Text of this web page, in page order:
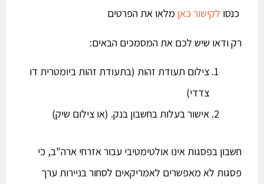
כנסולקישור כאןמלאו את הפרטים
רק ודאו שיש לכם את המסמכים הבאים:
צילום תעודת זהות (בתעודת זהות ביומטרית דו
צדדי)
אישור בעלות בחשבון בנק. (או צילום שיק)
חשבון בפסגות אינו אולטימטיבי עבור אזרחי ארה"ב, כי
פסגות לא מאפשרים לאמריקאים לסחור בניירות ערך